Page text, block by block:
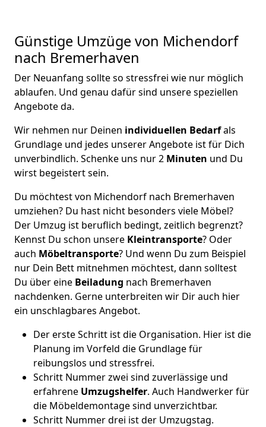
Günstige Umzüge von Michendorf
nach Bremer­haven
Der Neuanfang sollte so stressfrei wie nur möglich
ablaufen. Und genau dafür sind unsere speziellen
Angebote da.
Wir nehmen nur Deinen individuellen Bedarfals
Grundlage und jedes unserer Angebote ist für Dich
unverbindlich. Schenke uns nur 2 Minuten und Du
wirst begeistert sein.
Du möchtest von Michendorf nach Bremer­haven
umziehen? Du hast nicht besonders viele Möbel?
Der Umzug ist beruflich bedingt, zeitlich begrenzt?
Kennst Du schon unsere Kleintransporte? Oder
auch Möbeltransporte? Und wenn Du zum Beispiel
nur Dein Bett mitnehmen möchtest, dann solltest
Du über eine Beiladung nach Bremer­haven
nachdenken. Gerne unterbreiten wir Dir auch hier
ein unschlagbares Angebot.
Der erste Schritt ist die Organisation. Hier ist die
Planung im Vorfeld die Grundlage für
reibungslos und stressfrei.
Schritt Nummer zwei sind zuverlässige und
erfahrene Umzugshelfer. Auch Handwerker für
die Möbeldemontage sind unverzichtbar.
Schritt Nummer drei ist der Umzugstag.